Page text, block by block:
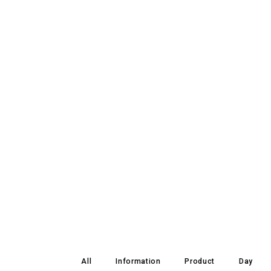
All Information Product Day